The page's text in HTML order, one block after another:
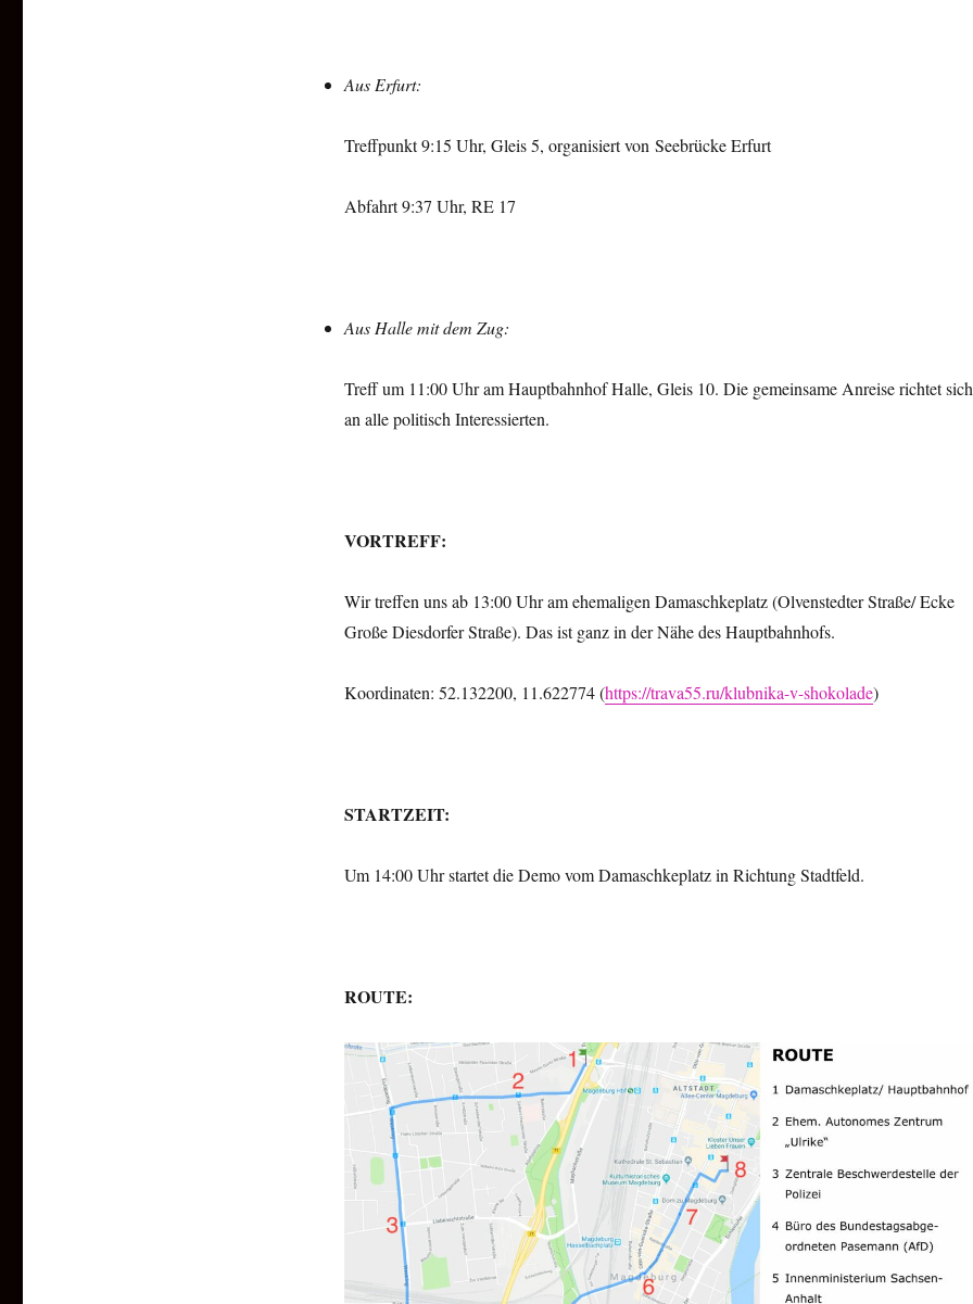
Aus Erfurt:
Treffpunkt 9:15 Uhr, Gleis 5, organisiert von Seebrücke Erfurt
Abfahrt 9:37 Uhr, RE 17
Aus Halle mit dem Zug:
Treff um 11:00 Uhr am Hauptbahnhof Halle, Gleis 10. Die gemeinsame Anreise richtet sich
an alle politisch Interessierten.
VORTREFF:
Wir treffen uns ab 13:00 Uhr am ehemaligen Damaschkeplatz (Olvenstedter Straße/ Ecke
Große Diesdorfer Straße). Das ist ganz in der Nähe des Hauptbahnhofs.
Koordinaten: 52.132200, 11.622774 (https://trava55.ru/klubnika-v-shokolade)
STARTZEIT:
Um 14:00 Uhr startet die Demo vom Damaschkeplatz in Richtung Stadtfeld.
ROUTE: